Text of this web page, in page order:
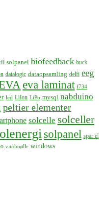
solpanel biofeedback buck
datalogic dataopsamling delfi eeg
eva laminat f734
led LiIon LiPo mysql nabduino
peltier elementer
solcelle solceller
solpanel spar el
vindmølle windows